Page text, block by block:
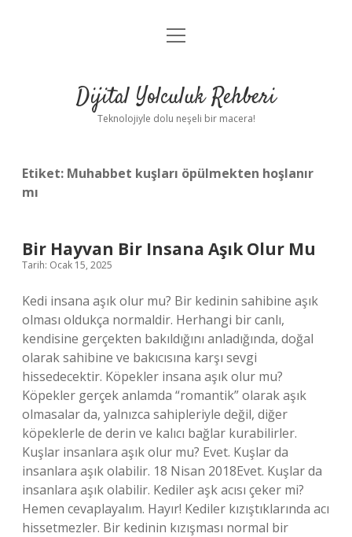
Anasayfa
Yasal Uyarı
menüyü
Dijital Yolculuk Rehberi
Teknolojiyle dolu neşeli bir macera!
Etiket: Muhabbet kuşları öpülmekten hoşlanır
mı
Bir Hayvan Bir Insana Aşık Olur Mu
Tarih: Ocak 15, 2025
Kedi insana aşık olur mu? Bir kedinin sahibine aşık
olması oldukça normaldir. Herhangi bir canlı,
kendisine gerçekten bakıldığını anladığında, doğal
olarak sahibine ve bakıcısına karşı sevgi
hissedecektir. Köpekler insana aşık olur mu?
Köpekler gerçek anlamda “romantik” olarak aşık
olmasalar da, yalnızca sahipleriyle değil, diğer
köpeklerle de derin ve kalıcı bağlar kurabilirler.
Kuşlar insanlara aşık olur mu? Evet. Kuşlar da
insanlara aşık olabilir. 18 Nisan 2018Evet. Kuşlar da
insanlara aşık olabilir. Kediler aşk acısı çeker mi?
Hemen cevaplayalım. Hayır! Kediler kızıştıklarında acı
hissetmezler. Bir kedinin kızışması normal bir